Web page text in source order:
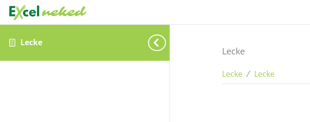
Lecke
Lecke
Lecke Lecke